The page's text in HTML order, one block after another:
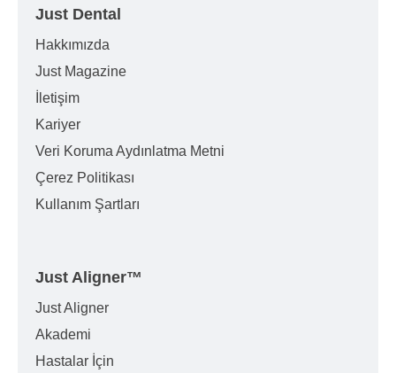
Just Dental
Hakkımızda
Just Magazine
İletişim
Kariyer
Veri Koruma Aydınlatma Metni
Çerez Politikası
Kullanım Şartları
Just Aligner™
Just Aligner
Akademi
Hastalar İçin